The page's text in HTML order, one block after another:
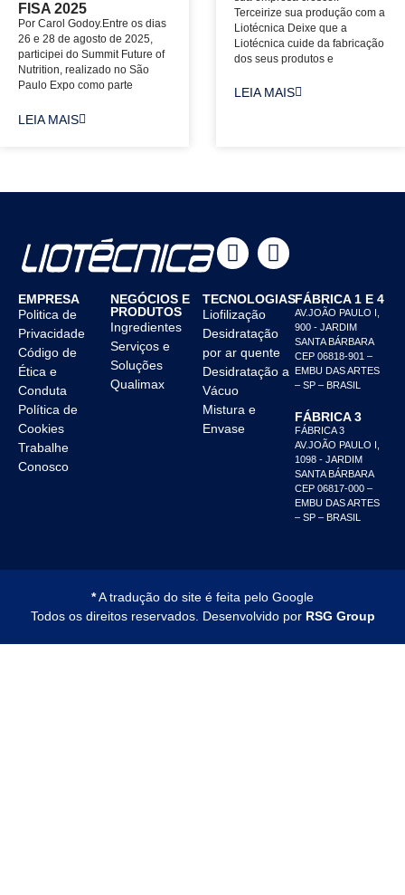
FISA 2025
Por Carol Godoy.Entre os dias
26 e 28 de agosto de 2025,
participei do Summit Future of
Nutrition, realizado no São
Paulo Expo como parte
LEIA MAIS
Terceirize sua produção com a
Liotécnica Deixe que a
Liotécnica cuide da fabricação
dos seus produtos e
LEIA MAIS
EMPRESA
Politica de
Privacidade
Código de
Ética e
Conduta
Política de
Cookies
Trabalhe
Conosco
NEGÓCIOS E
PRODUTOS
Ingredientes
Serviços e
Soluções
Qualimax
TECNOLOGIAS
Liofilização
Desidratação
por ar quente
Desidratação a
Vácuo
Mistura e
Envase
FÁBRICA 1 E 4
AV.JOÃO PAULO I,
900 - JARDIM
SANTA BÁRBARA
CEP 06818-901 –
EMBU DAS ARTES
– SP – BRASIL
FÁBRICA 3
FÁBRICA 3
AV.JOÃO PAULO I,
1098 - JARDIM
SANTA BÁRBARA
CEP 06817-000 –
EMBU DAS ARTES
– SP – BRASIL
Todos os direitos reservados. Desenvolvido por RSG Group
*A tradução do site é feita pelo Google